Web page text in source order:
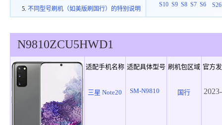
不同型号刷机（如美版刷国行）的特别说明
S10 S9 S8 S7 S6
N9810ZCU5HWD1
适配手机名称 适配具体型号 刷机包区域 官方
三星 Note20 SM-N9810 国行